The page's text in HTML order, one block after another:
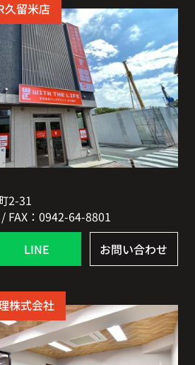
久留米店
2-31
FAX：0942-64-8801
LINE お問い合わせ
株式会社